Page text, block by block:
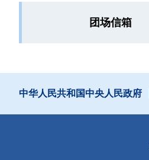
团场信箱
中华人民共和国中央人民政府